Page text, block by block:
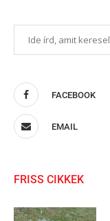
FACEBOOK
EMAIL
FRISS CIKKEK